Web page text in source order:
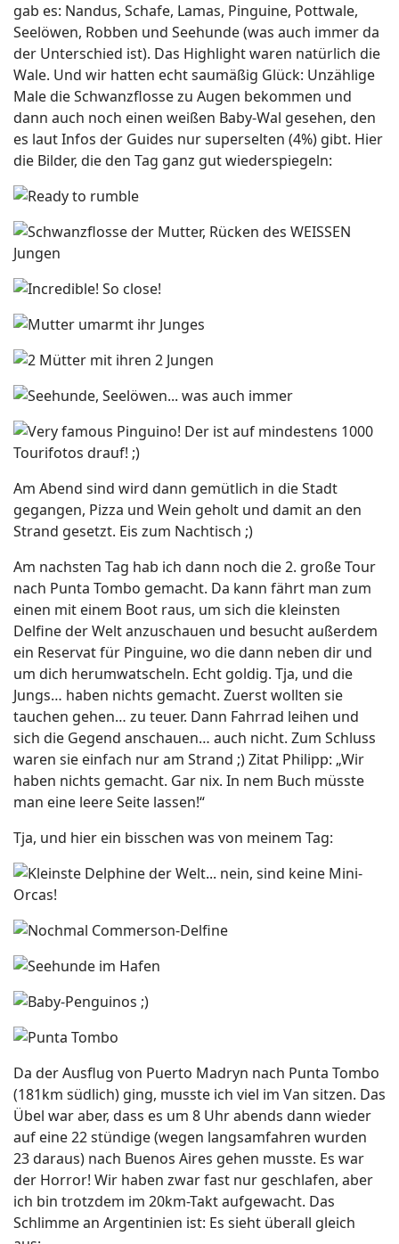
gab es: Nandus, Schafe, Lamas, Pinguine, Pottwale,
Seelöwen, Robben und Seehunde (was auch immer da
der Unterschied ist). Das Highlight waren natürlich die
Wale. Und wir hatten echt saumäßig Glück: Unzählige
Male die Schwanzflosse zu Augen bekommen und
dann auch noch einen weißen Baby-Wal gesehen, den
es laut Infos der Guides nur superselten (4%) gibt. Hier
die Bilder, die den Tag ganz gut wiederspiegeln:
Am Abend sind wird dann gemütlich in die Stadt
gegangen, Pizza und Wein geholt und damit an den
Strand gesetzt. Eis zum Nachtisch ;)
Am nachsten Tag hab ich dann noch die 2. große Tour
nach Punta Tombo gemacht. Da kann fährt man zum
einen mit einem Boot raus, um sich die kleinsten
Delfine der Welt anzuschauen und besucht außerdem
ein Reservat für Pinguine, wo die dann neben dir und
um dich herumwatscheln. Echt goldig. Tja, und die
Jungs… haben nichts gemacht. Zuerst wollten sie
tauchen gehen… zu teuer. Dann Fahrrad leihen und
sich die Gegend anschauen… auch nicht. Zum Schluss
waren sie einfach nur am Strand ;) Zitat Philipp: „Wir
haben nichts gemacht. Gar nix. In nem Buch müsste
man eine leere Seite lassen!“
Tja, und hier ein bisschen was von meinem Tag:
Da der Ausflug von Puerto Madryn nach Punta Tombo
(181km südlich) ging, musste ich viel im Van sitzen. Das
Übel war aber, dass es um 8 Uhr abends dann wieder
auf eine 22 stündige (wegen langsamfahren wurden
23 daraus) nach Buenos Aires gehen musste. Es war
der Horror! Wir haben zwar fast nur geschlafen, aber
ich bin trotzdem im 20km-Takt aufgewacht. Das
Schlimme an Argentinien ist: Es sieht überall gleich